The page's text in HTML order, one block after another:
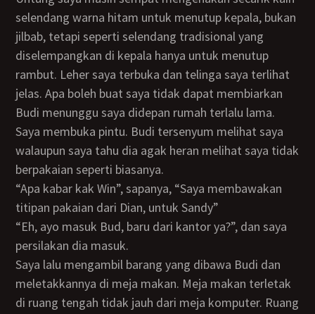
selendang warna hitam untuk menutup kepala, bukan
jilbab, tetapi seperti selendang tradisional yang
diselempangkan di kepala hanya untuk menutup
rambut. Leher saya terbuka dan telinga saya terlihat
jelas. Apa boleh buat saya tidak dapat membiarkan
Budi menunggu saya didepan rumah terlalu lama.
Saya membuka pintu. Budi tersenyum melihat saya
walaupun saya tahu dia agak heran melihat saya tidak
berpakaian seperti biasanya.
“Apa kabar kak Win”, sapanya, “Saya membawakan
titipan pakaian dari Dian, untuk Sandy”
“Eh, ayo masuk Bud, baru dari kantor ya?”, dan saya
persilakan dia masuk.
Saya lalu mengambil barang yang dibawa Budi dan
meletakkannya di meja makan. Meja makan terletak
di ruang tengah tidak jauh dari meja komputer. Ruang